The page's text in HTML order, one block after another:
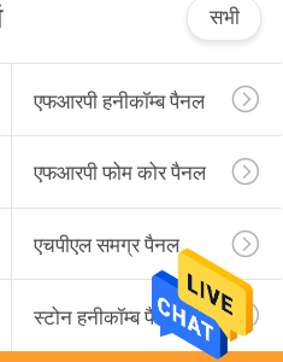
सभी
एफआरपी हनीकॉम्ब पैनल
एफआरपी फोम कोर पैनल
एचपीएल समग्र पैनल
स्टोन हनीकॉम्ब पैनल